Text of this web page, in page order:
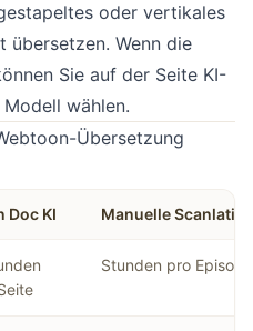
oder vertikales
übersetzen. Wenn die
Sie auf der Seite KI-
wählen.
Übersetzung
Doc KI Manuelle
Stunden pro Episode